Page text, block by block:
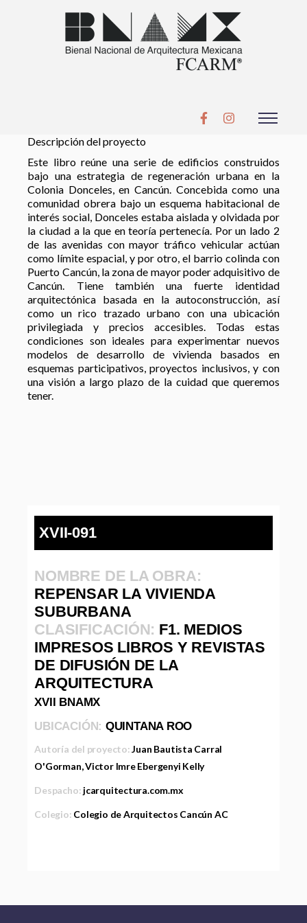
Descripción del proyecto
Este libro reúne una serie de edificios construidos
bajo una estrategia de regeneración urbana en la
Colonia Donceles, en Cancún. Concebida como una
comunidad obrera bajo un esquema habitacional de
interés social, Donceles estaba aislada y olvidada por
la ciudad a la que en teoría pertenecía. Por un lado 2
de las avenidas con mayor tráfico vehicular actúan
como límite espacial, y por otro, el barrio colinda con
Puerto Cancún, la zona de mayor poder adquisitivo de
Cancún. Tiene también una fuerte identidad
arquitectónica basada en la autoconstrucción, así
como un rico trazado urbano con una ubicación
privilegiada y precios accesibles. Todas estas
condiciones son ideales para experimentar nuevos
modelos de desarrollo de vivienda basados en
esquemas participativos, proyectos inclusivos, y con
una visión a largo plazo de la cuidad que queremos
tener.
XVII-091
NOMBRE DE LA OBRA:
REPENSAR LA VIVIENDA
SUBURBANA
CLASIFICACIÓN: F1. MEDIOS
IMPRESOS LIBROS Y REVISTAS
DE DIFUSIÓN DE LA
ARQUITECTURA
XVII BNAMX
UBICACIÓN: QUINTANA ROO
Autoría del proyecto:Juan Bautista Carral
O'Gorman, Victor Imre Ebergenyi Kelly
Despacho: jcarquitectura.com.mx
Colegio: Colegio de Arquitectos Cancún AC